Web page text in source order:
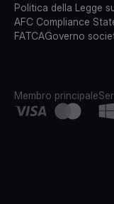
Politica della Legge
AFC Compliance
FATCAGoverno
Membro principale